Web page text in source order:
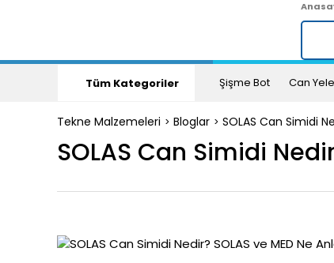
Tüm Kategoriler Şişme Bot Can
Tekne Malzemeleri Bloglar SOLAS Can Simidi
SOLAS Can Simidi